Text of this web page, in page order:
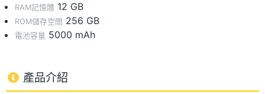
RAM記憶體 12 GB
ROM儲存空間 256 GB
電池容量 5000 mAh
產品介紹